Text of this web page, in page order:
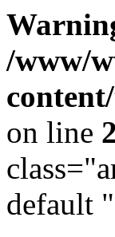
/www/
on line
default